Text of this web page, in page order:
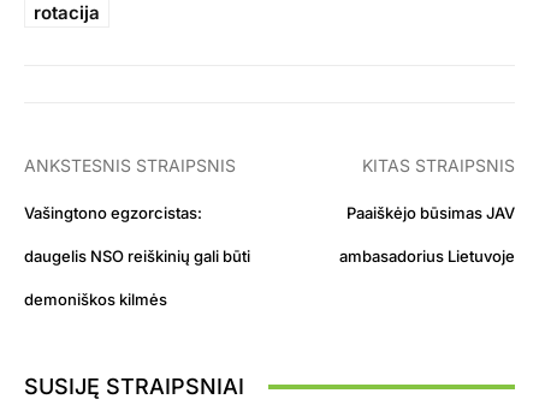
rotacija
ANKSTESNIS STRAIPSNIS
Vašingtono egzorcistas:
daugelis NSO reiškinių gali būti
demoniškos kilmės
KITAS STRAIPSNIS
Paaiškėjo būsimas JAV
ambasadorius Lietuvoje
SUSIJĘ STRAIPSNIAI